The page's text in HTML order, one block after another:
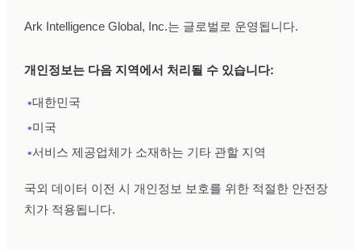
Ark Intelligence Global, Inc.는 글로벌로 운영됩니다.
개인정보는 다음 지역에서 처리될 수 있습니다:
•대한민국
•미국
•서비스 제공업체가 소재하는 기타 관할 지역
국외 데이터 이전 시 개인정보 보호를 위한 적절한 안전장
치가 적용됩니다.